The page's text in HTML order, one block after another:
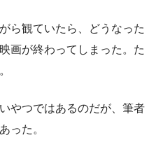
ら観ていたら、どうなった
画が終わってしまった。た
やつではあるのだが、筆者
った。